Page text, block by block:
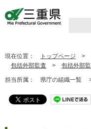
現在位置： トップページ >
包括外部監査 > 包括外部
担当所属： 県庁の組織一覧